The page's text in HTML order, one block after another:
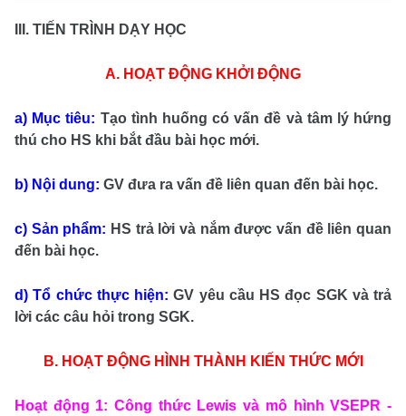
III. TIẾN TRÌNH DẠY HỌC
A. HOẠT ĐỘNG KHỞI ĐỘNG
a) Mục tiêu: Tạo tình huống có vấn đề và tâm lý hứng
thú cho HS khi bắt đầu bài học mới.
b) Nội dung: GV đưa ra vấn đề liên quan đến bài học.
c) Sản phẩm: HS trả lời và nắm được vấn đề liên quan
đến bài học.
d) Tổ chức thực hiện: GV yêu cầu HS đọc SGK và trả
lời các câu hỏi trong SGK.
B. HOẠT ĐỘNG HÌNH THÀNH KIẾN THỨC MỚI
Hoạt động 1: Công thức Lewis và mô hình VSEPR -